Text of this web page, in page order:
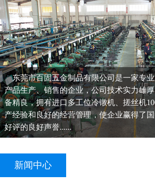
东莞市百固五金制品有限公司是一家专
产品生产、销售的企业，公司技术实力雄
备精良，拥有进口多工位冷镦机、搓丝机
产经验和良好的经营管理，使企业赢得了
好评的良好声誉......
新闻中心